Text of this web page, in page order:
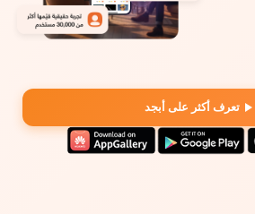
تعرف أكثر على أبجد